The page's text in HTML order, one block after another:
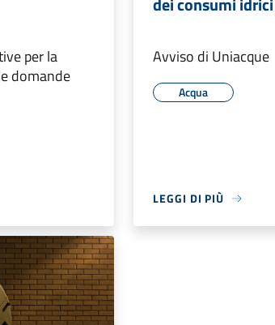
per la
domande
Avviso di Uniacque
Acqua
LEGGI DI PIÙ